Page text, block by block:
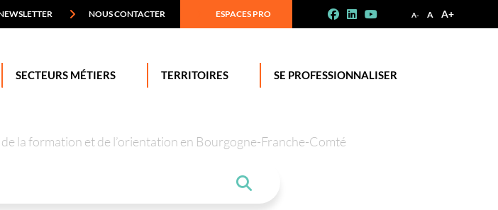
A- A A+
NOUS CONTACTER ESPACES PRO
SECTEURS MÉTIERS TERRITOIRES SE PROFESSIONNALISER
la formation et de l’orientation en Bourgogne-Franche-Comté